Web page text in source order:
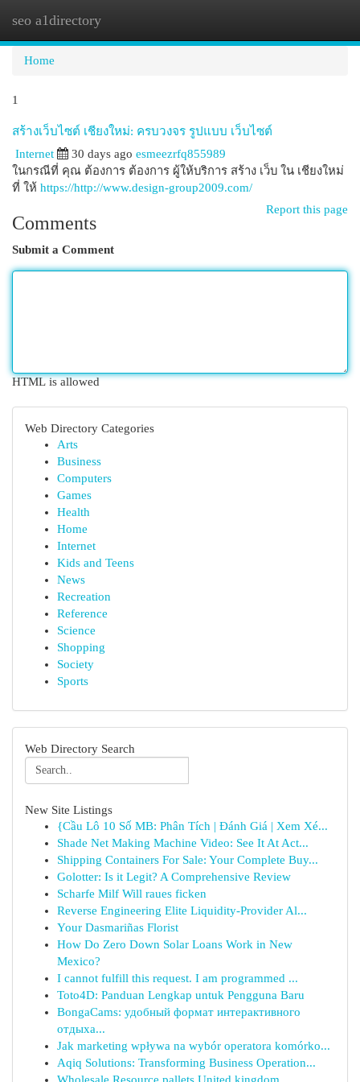
seo a1directory
Home
1
สร้างเว็บไซต์ เชียงใหม่: ครบวงจร รูปแบบ เว็บไซต์
Internet 30 days ago esmeezrfq855989
ในกรณีที่ คุณ ต้องการ ต้องการ ผู้ให้บริการ สร้าง เว็บ ใน เชียงใหม่
ที่ ให้ https://http://www.design-group2009.com/
Report this page
Comments
Submit a Comment
HTML is allowed
Web Directory Categories
Arts
Business
Computers
Games
Health
Home
Internet
Kids and Teens
News
Recreation
Reference
Science
Shopping
Society
Sports
Web Directory Search
New Site Listings
{Cầu Lô 10 Số MB: Phân Tích | Đánh Giá | Xem Xé...
Shade Net Making Machine Video: See It At Act...
Shipping Containers For Sale: Your Complete Buy...
Golotter: Is it Legit? A Comprehensive Review
Scharfe Milf Will raues ficken
Reverse Engineering Elite Liquidity-Provider Al...
Your Dasmariñas Florist
How Do Zero Down Solar Loans Work in New
Mexico?
I cannot fulfill this request. I am programmed ...
Toto4D: Panduan Lengkap untuk Pengguna Baru
BongaCams: удобный формат интерактивного
отдыха...
Jak marketing wpływa na wybór operatora komórko...
Aqiq Solutions: Transforming Business Operation...